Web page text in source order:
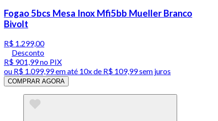
Fogao 5bcs Mesa Inox Mfi5bb Mueller Branco
Bivolt
R$ 1.299,00
Desconto
R$ 901,99no PIX
ou R$ 1.099,99em até 10x de R$ 109,99 sem juros
COMPRAR AGORA